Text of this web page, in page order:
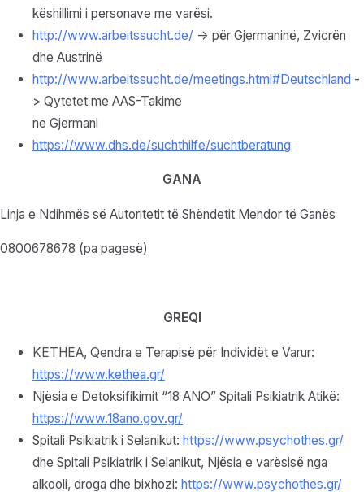
këshillimi i personave me varësi.
http://www.arbeitssucht.de/ -> për Gjermaninë, Zvicrën
dhe Austrinë
http://www.arbeitssucht.de/meetings.html#Deutschland -
> Qytetet me AAS-Takime
ne Gjermani
https://www.dhs.de/suchthilfe/suchtberatung
GANA
Linja e Ndihmës së Autoritetit të Shëndetit Mendor të Ganës
0800678678 (pa pagesë)
GREQI
KETHEA, Qendra e Terapisë për Individët e Varur:
https://www.kethea.gr/
Njësia e Detoksifikimit “18 ANO” Spitali Psikiatrik Atikë:
https://www.18ano.gov.gr/
Spitali Psikiatrik i Selanikut: https://www.psychothes.gr/
dhe Spitali Psikiatrik i Selanikut, Njësia e varësisë nga
alkooli, droga dhe bixhozi: https://www.psychothes.gr/